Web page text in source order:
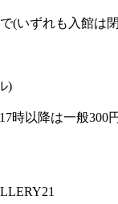
(いずれも入館は
)
時以降は一般300